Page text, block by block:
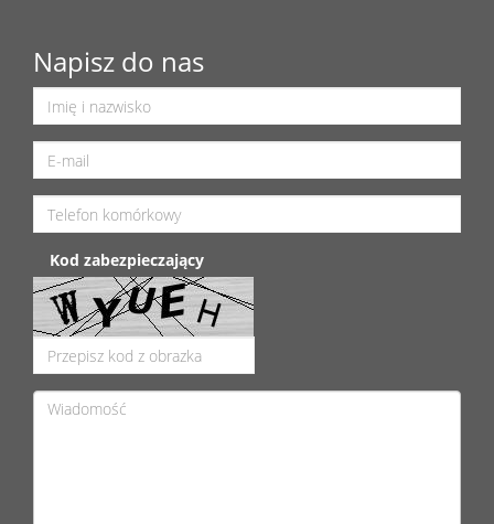
Napisz do nas
Kod zabezpieczający